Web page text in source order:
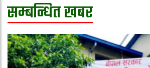
सम्बन्धित खबर